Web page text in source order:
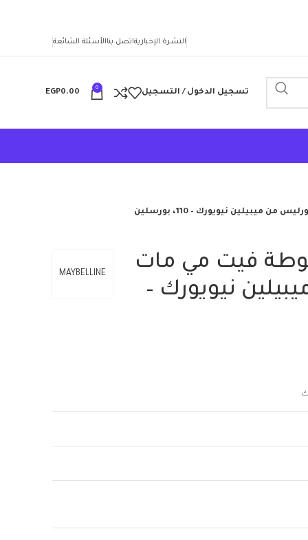
النشرة الإخباريةاتصل بناالأسئلة الشائعة
تسجيل الدخول / التسجيل
0
EGP0.00
نيويورك – 110، بورسلين
MAYBELLINE
فيت مي مات
نيويورك –